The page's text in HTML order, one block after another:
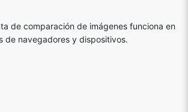
de comparación de imágenes funciona en
de navegadores y dispositivos.